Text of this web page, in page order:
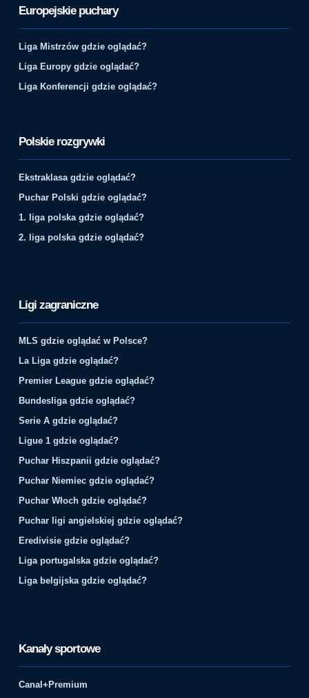
Europejskie puchary
Liga Mistrzów gdzie oglądać?
Liga Europy gdzie oglądać?
Liga Konferencji gdzie oglądać?
Polskie rozgrywki
Ekstraklasa gdzie oglądać?
Puchar Polski gdzie oglądać?
1. liga polska gdzie oglądać?
2. liga polska gdzie oglądać?
Ligi zagraniczne
MLS gdzie oglądać w Polsce?
La Liga gdzie oglądać?
Premier League gdzie oglądać?
Bundesliga gdzie oglądać?
Serie A gdzie oglądać?
Ligue 1 gdzie oglądać?
Puchar Hiszpanii gdzie oglądać?
Puchar Niemiec gdzie oglądać?
Puchar Włoch gdzie oglądać?
Puchar ligi angielskiej gdzie oglądać?
Eredivisie gdzie oglądać?
Liga portugalska gdzie oglądać?
Liga belgijska gdzie oglądać?
Kanały sportowe
Canal+Premium